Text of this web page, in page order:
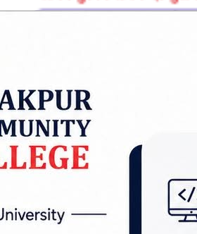
सरुवा भएका कर्मचारीहरू
छ।